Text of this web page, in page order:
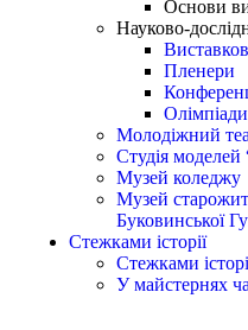
Основи
Науково-
Пленери
Молодіжний
Студія
Музей коледжу
Музей
Буковинської
Стежками історії
Стежками
У майстернях